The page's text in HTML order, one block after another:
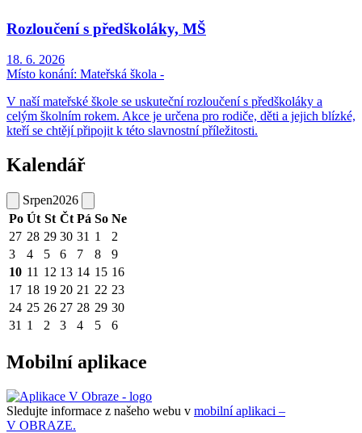
Rozloučení s předškoláky, MŠ
18. 6. 2026
Místo konání: Mateřská škola -
V naší mateřské škole se uskuteční rozloučení s předškoláky a
celým školním rokem. Akce je určena pro rodiče, děti a jejich blízké,
kteří se chtějí připojit k této slavnostní příležitosti.
Kalendář
Srpen2026
Po Út St Čt Pá So Ne
27 28 29 30 31 1
2
3
4 5 6 7 8
9
10 11 12 13 14 15 16
17 18 19 20 21 22 23
24 25 26 27 28 29 30
31 1 2 3 4 5 6
Mobilní aplikace
Sledujte informace z našeho webu v mobilní aplikaci –
V OBRAZE.